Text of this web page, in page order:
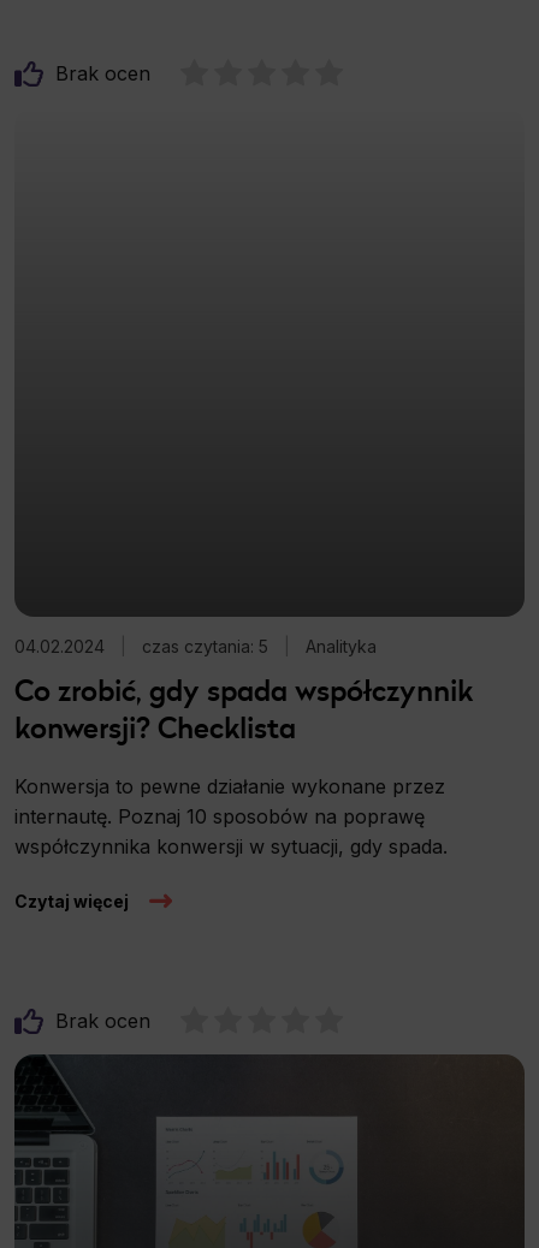
Brak ocen
04.02.2024 czas czytania: 5 Analityka
Co zrobić, gdy spada współczynnik
konwersji? Checklista
Konwersja to pewne działanie wykonane przez
internautę. Poznaj 10 sposobów na poprawę
współczynnika konwersji w sytuacji, gdy spada.
Czytaj więcej
Brak ocen